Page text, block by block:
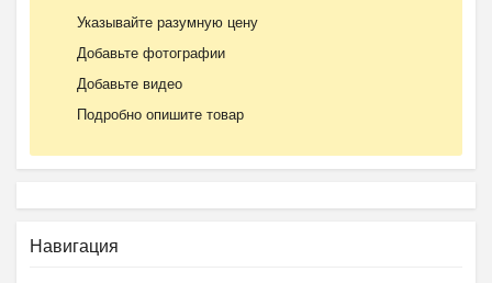
Указывайте разумную цену
Добавьте фотографии
Добавьте видео
Подробно опишите товар
Навигация